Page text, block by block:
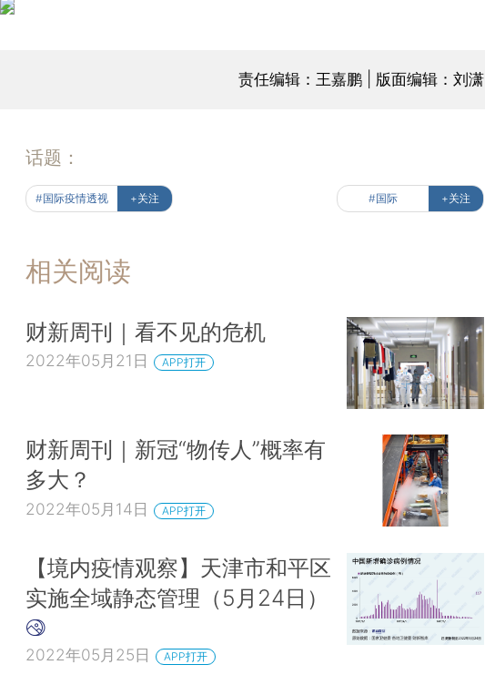
责任编辑：王嘉鹏 | 版面编辑：刘潇
话题：
#国际疫情透视 +关注 #国际 +关注
相关阅读
财新周刊｜看不见的危机
2022年05月21日 APP打开
财新周刊｜新冠“物传人”概率有
多大？
2022年05月14日 APP打开
【境内疫情观察】天津市和平区
实施全域静态管理（5月24日）
2022年05月25日 APP打开